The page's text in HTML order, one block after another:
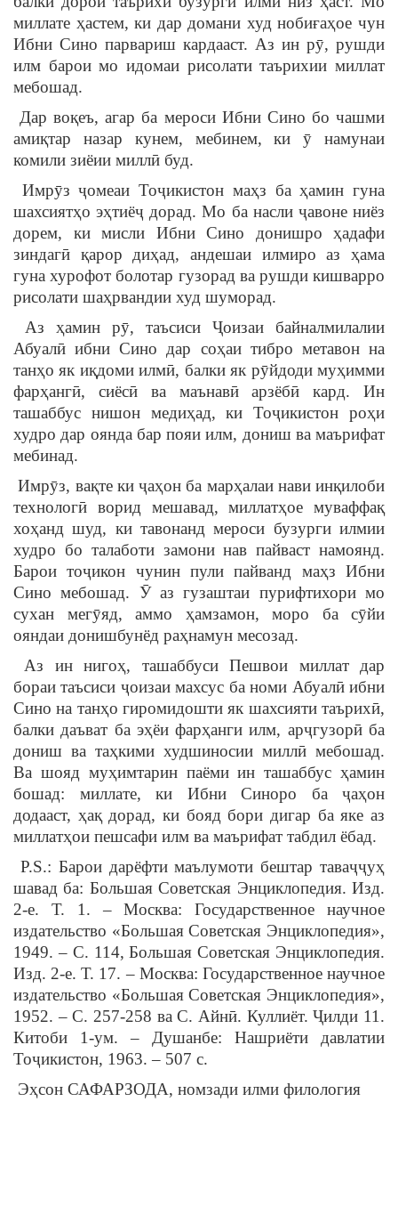
миллате ҳастем, ки дар домани худ нобиғаҳое чун
Ибни Сино парвариш кардааст. Аз ин рӯ, рушди
илм барои мо идомаи рисолати таърихии миллат
мебошад.
Дар воқеъ, агар ба мероси Ибни Сино бо чашми
амиқтар назар кунем, мебинем, ки ӯ намунаи
комили зиёии миллӣ буд.
Имрӯз ҷомеаи Тоҷикистон маҳз ба ҳамин гуна
шахсиятҳо эҳтиёҷ дорад. Мо ба насли ҷавоне ниёз
дорем, ки мисли Ибни Сино донишро ҳадафи
зиндагӣ қарор диҳад, андешаи илмиро аз ҳама
гуна хурофот болотар гузорад ва рушди кишварро
рисолати шаҳрвандии худ шуморад.
Аз ҳамин рӯ, таъсиси Ҷоизаи байналмилалии
Абуалӣ ибни Сино дар соҳаи тибро метавон на
танҳо як иқдоми илмӣ, балки як рӯйдоди муҳимми
фарҳангӣ, сиёсӣ ва маънавӣ арзёбӣ кард. Ин
ташаббус нишон медиҳад, ки Тоҷикистон роҳи
худро дар оянда бар пояи илм, дониш ва маърифат
мебинад.
Имрӯз, вақте ки ҷаҳон ба марҳалаи нави инқилоби
технологӣ ворид мешавад, миллатҳое муваффақ
хоҳанд шуд, ки тавонанд мероси бузурги илмии
худро бо талаботи замони нав пайваст намоянд.
Барои тоҷикон чунин пули пайванд маҳз Ибни
Сино мебошад. Ӯ аз гузаштаи пурифтихори мо
сухан мегӯяд, аммо ҳамзамон, моро ба сӯйи
ояндаи донишбунёд раҳнамун месозад.
Аз ин нигоҳ, ташаббуси Пешвои миллат дар
бораи таъсиси ҷоизаи махсус ба номи Абуалӣ ибни
Сино на танҳо гиромидошти як шахсияти таърихӣ,
балки даъват ба эҳёи фарҳанги илм, арҷгузорӣ ба
дониш ва таҳкими худшиносии миллӣ мебошад.
Ва шояд муҳимтарин паёми ин ташаббус ҳамин
бошад: миллате, ки Ибни Синоро ба ҷаҳон
додааст, ҳақ дорад, ки бояд бори дигар ба яке аз
миллатҳои пешсафи илм ва маърифат табдил ёбад.
P.S.: Барои дарёфти маълумоти бештар таваҷҷуҳ
шавад ба: Большая Советская Энциклопедия. Изд.
2-е. Т. 1. – Москва: Государственное научное
издательство «Большая Советская Энциклопедия»,
1949. – С. 114, Большая Советская Энциклопедия.
Изд. 2-е. Т. 17. – Москва: Государственное научное
издательство «Большая Советская Энциклопедия»,
1952. – С. 257-258 ва С. Айнӣ. Куллиёт. Ҷилди 11.
Китоби 1-ум. – Душанбе: Нашриёти давлатии
Тоҷикистон, 1963. – 507 с.
Эҳсон САФАРЗОДА, номзади илми филология